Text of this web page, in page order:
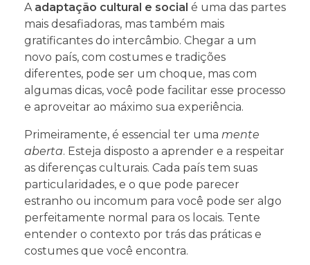
A adaptação cultural e social é uma das partes
mais desafiadoras, mas também mais
gratificantes do intercâmbio. Chegar a um
novo país, com costumes e tradições
diferentes, pode ser um choque, mas com
algumas dicas, você pode facilitar esse processo
e aproveitar ao máximo sua experiência.
Primeiramente, é essencial ter uma mente
aberta. Esteja disposto a aprender e a respeitar
as diferenças culturais. Cada país tem suas
particularidades, e o que pode parecer
estranho ou incomum para você pode ser algo
perfeitamente normal para os locais. Tente
entender o contexto por trás das práticas e
costumes que você encontra.